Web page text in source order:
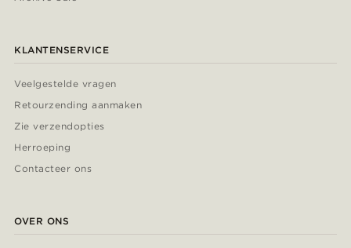
KLANTENSERVICE
Veelgestelde vragen
Retourzending aanmaken
Zie verzendopties
Herroeping
Contacteer ons
OVER ONS